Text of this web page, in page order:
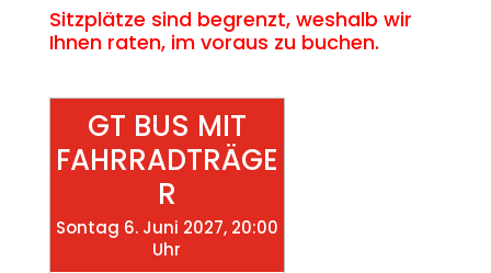
Sitzplätze sind begrenzt, weshalb wir
Ihnen raten, im voraus zu buchen.
GT BUS MIT
FAHRRADTRÄGE
R
Sontag 6. Juni 2027, 20:00
Uhr